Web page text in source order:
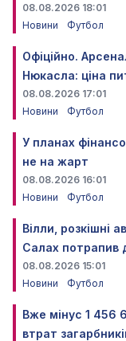
08.08.2026 18:01
Новини
Футбол
Офіційно.
Нюкасла: ціна
08.08.2026 17:01
Новини
Футбол
У планах
не на жарт
08.08.2026 16:01
Новини
Футбол
Вілли, розкішні
Салах потрапив
08.08.2026 15:01
Новини
Футбол
Вже мінус 1 456
втрат